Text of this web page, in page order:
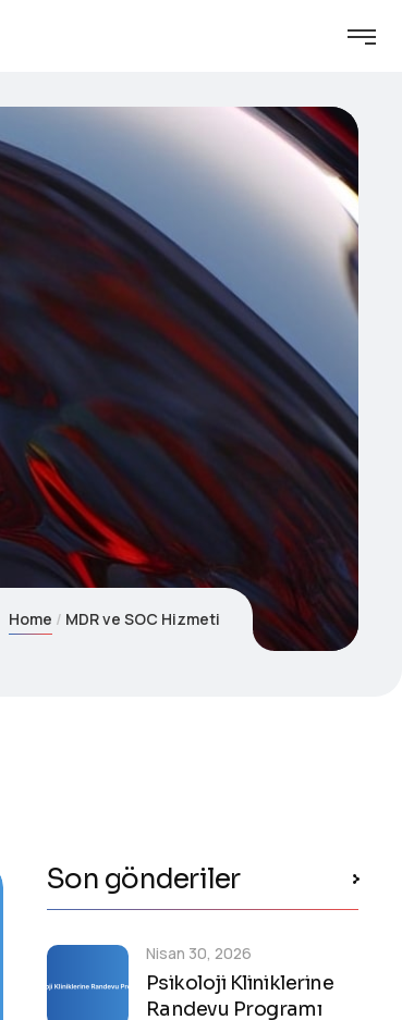
Home MDR ve SOC Hizmeti
Son gönderiler
Psikoloji Kliniklerine
Randevu Programı
Nisan 30, 2026